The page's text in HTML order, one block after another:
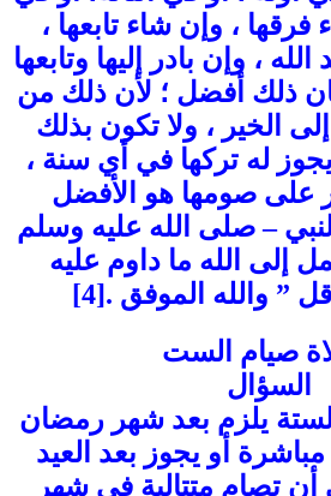
فرقها ، وإن شاء تابعها ،
، وإن بادر إليها وتابعها
ذلك أفضل ؛ لأن ذلك من
الخير ، ولا تكون بذلك
له تركها في أي سنة ،
على صومها هو الأفضل
– صلى الله عليه وسلم
إلى الله ما داوم عليه
” والله الموفق .[4]
صيام الست
السؤال
يلزم بعد شهر رمضان
أو يجوز بعد العيد
أن تصام متتالية في شهر